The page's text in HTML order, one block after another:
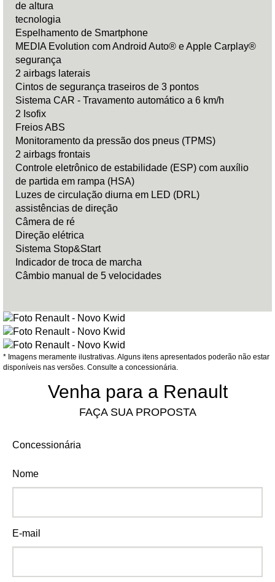
de altura
tecnologia
Espelhamento de Smartphone
MEDIA Evolution com Android Auto® e Apple Carplay®
segurança
2 airbags laterais
Cintos de segurança traseiros de 3 pontos
Sistema CAR - Travamento automático a 6 km/h
2 Isofix
Freios ABS
Monitoramento da pressão dos pneus (TPMS)
2 airbags frontais
Controle eletrônico de estabilidade (ESP) com auxílio
de partida em rampa (HSA)
Luzes de circulação diurna em LED (DRL)
assistências de direção
Câmera de ré
Direção elétrica
Sistema Stop&Start
Indicador de troca de marcha
Câmbio manual de 5 velocidades
* Imagens meramente ilustrativas. Alguns itens apresentados poderão não estar
disponíveis nas versões. Consulte a concessionária.
Venha para a Renault
FAÇA SUA PROPOSTA
Concessionária
Nome
E-mail